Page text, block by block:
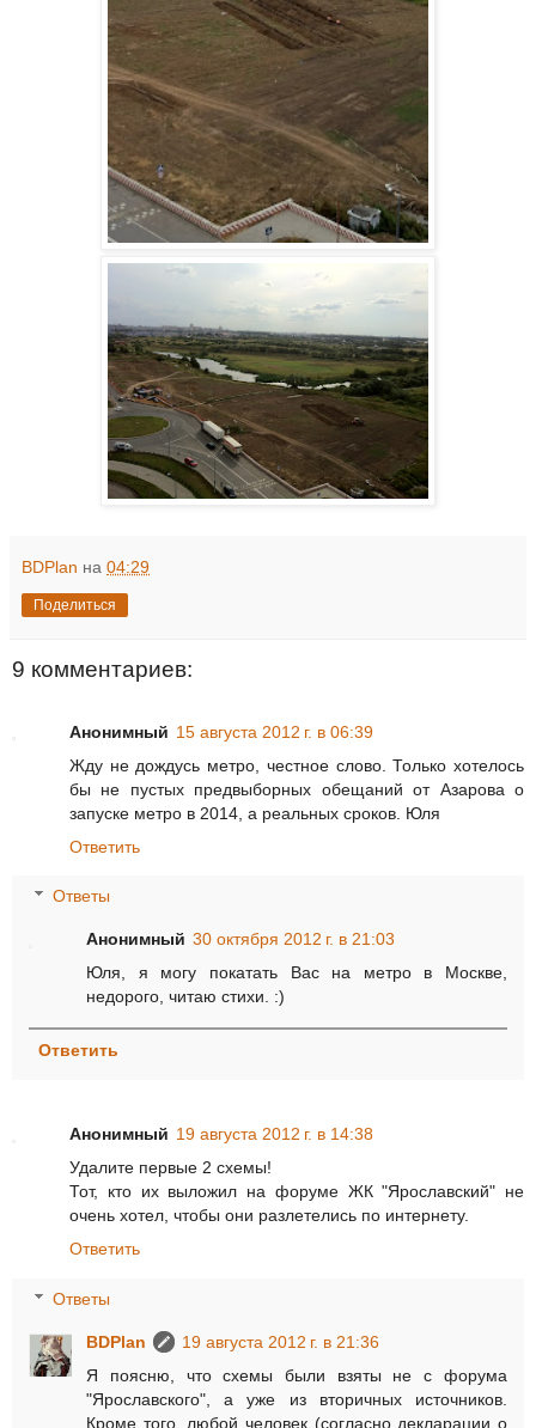
BDPlan на 04:29
Поделиться
9 комментариев:
Анонимный 15 августа 2012 г. в 06:39
Жду не дождусь метро, честное слово. Только хотелось
бы не пустых предвыборных обещаний от Азарова о
запуске метро в 2014, а реальных сроков. Юля
Ответить
Ответы
Анонимный 30 октября 2012 г. в 21:03
Юля, я могу покатать Вас на метро в Москве,
недорого, читаю стихи. :)
Ответить
Анонимный 19 августа 2012 г. в 14:38
Удалите первые 2 схемы!
Тот, кто их выложил на форуме ЖК "Ярославский" не
очень хотел, чтобы они разлетелись по интернету.
Ответить
Ответы
BDPlan
19 августа 2012 г. в 21:36
Я поясню, что схемы были взяты не с форума
"Ярославского", а уже из вторичных источников.
Кроме того, любой человек (согласно декларации о